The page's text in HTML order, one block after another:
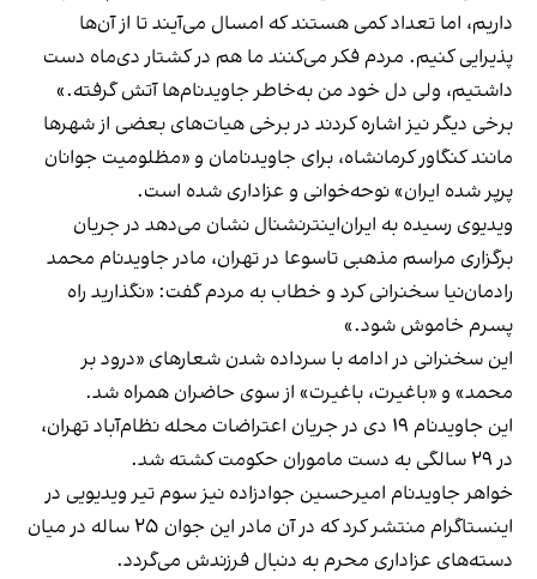
داریم، اما تعداد کمی هستند که امسال می‌آیند تا از آن‌ها
پذیرایی کنیم. مردم فکر می‌کنند ما هم در کشتار دی‌ماه دست
داشتیم، ولی دل خود من به‌خاطر جاویدنام‌ها آتش گرفته.»
برخی دیگر نیز اشاره کردند در برخی هیات‌های بعضی از شهرها
مانند کنگاور کرمانشاه، برای جاویدنامان و «مظلومیت جوانان
پرپر شده ایران» نوحه‌خوانی و عزاداری شده است.
ویدیوی رسیده به ایران‌اینترنشنال نشان می‌دهد در جریان
برگزاری مراسم مذهبی تاسوعا در تهران، مادر جاویدنام محمد
رادمان‌نیا سخنرانی کرد و خطاب به مردم گفت: «نگذارید راه
پسرم خاموش شود.»
این سخنرانی در ادامه با سر‌داده شدن شعارهای «درود بر
محمد» و «باغیرت، باغیرت» از سوی حاضران همراه شد.
این جاویدنام ۱۹ دی در جریان اعتراضات محله نظام‌آباد تهران،
در ۲۹ سالگی به دست ماموران حکومت کشته شد.
خواهر جاویدنام امیرحسین جوادزاده نیز سوم تیر ویدیویی در
اینستاگرام منتشر کرد که در آن مادر این جوان ۲۵ ساله در میان
دسته‌های عزاداری محرم به دنبال فرزندش می‌گردد.